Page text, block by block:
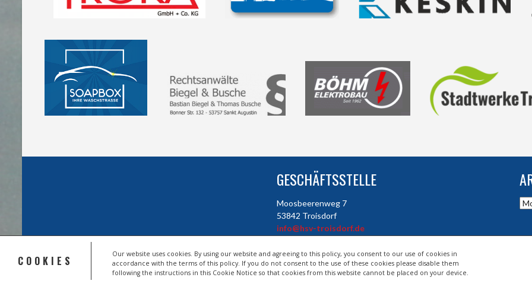
COOKIES
Our website uses cookies. By using our website and agreeing to this policy, you consent to our use of cookies in
accordance with the terms of this policy. If you do not consent to the use of these cookies please disable them
following the instructions in this Cookie Notice so that cookies from this website cannot be placed on your device.
GESCHÄFTSSTELLE
Moosbeerenweg 7
53842 Troisdorf
info@hsv-troisdorf.de
© 2026 HSV TROISDORF E.V.